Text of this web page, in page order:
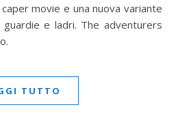
movie e una nuova variante
e ladri. The adventurers
TUTTO